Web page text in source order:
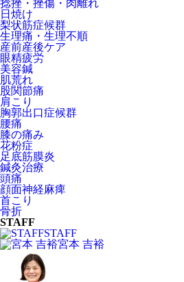
捻挫・挫傷・肉離れ
日焼け
梨状筋症候群
生理痛・生理不順
産前産後ケア
眼精疲労
美容鍼
肌荒れ
股関節痛
肩こり
胸郭出口症候群
腰痛
膝の痛み
花粉症
足底筋膜炎
鍼灸治療
頭痛
顔面神経麻痺
首こり
骨折
STAFF
STAFF
宮本 吉裕